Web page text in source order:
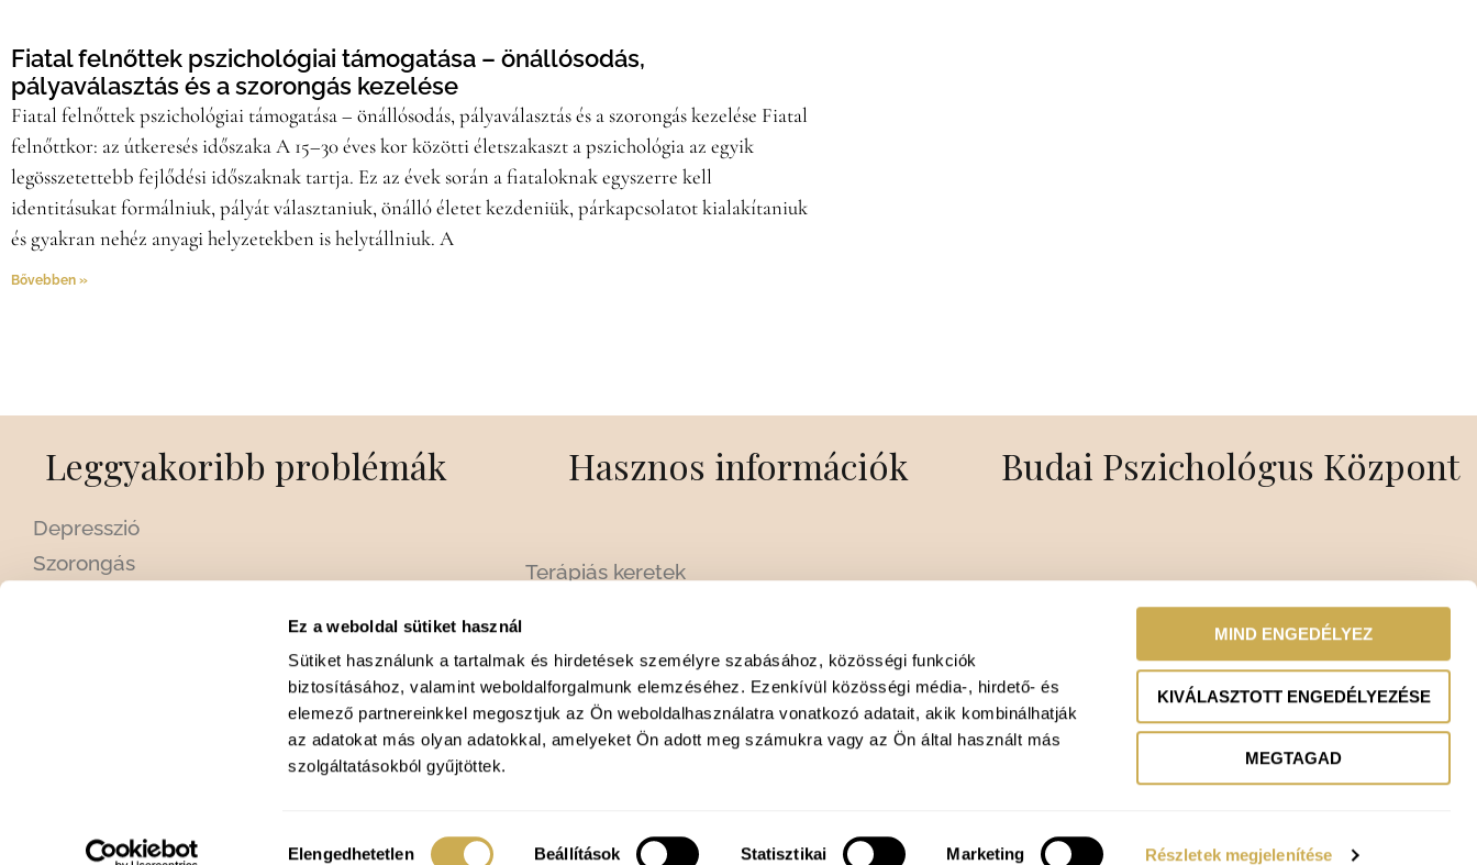
Ez a weboldal sütiket használ
Sütiket használunk a tartalmak és hirdetések személyre szabásához, közösségi funkciók
biztosításához, valamint weboldalforgalmunk elemzéséhez. Ezenkívül közösségi média-, hirdető- és
elemező partnereinkkel megosztjuk az Ön weboldalhasználatra vonatkozó adatait, akik kombinálhatják
az adatokat más olyan adatokkal, amelyeket Ön adott meg számukra vagy az Ön által használt más
szolgáltatásokból gyűjtöttek.
Elengedhetetlen Beállítások Statisztikai Marketing Részletek megjelenítése
MIND ENGEDÉLYEZ
KIVÁLASZTOTT ENGEDÉLYEZÉSE
MEGTAGAD
Fiatal felnőttek pszichológiai támogatása – önállósodás,
pályaválasztás és a szorongás kezelése
Fiatal felnőttek pszichológiai támogatása – önállósodás, pályaválasztás és a szorongás kezelése Fiatal
felnőttkor: az útkeresés időszaka A 15–30 éves kor közötti életszakaszt a pszichológia az egyik
legösszetettebb fejlődési időszaknak tartja. Ez az évek során a fiataloknak egyszerre kell
identitásukat formálniuk, pályát választaniuk, önálló életet kezdeniük, párkapcsolatot kialakítaniuk
és gyakran nehéz anyagi helyzetekben is helytállniuk. A
Bővebben »
Leggyakoribb problémák
Depresszió
Szorongás
Párkapcsolati problémák és szingliség
Menedzser betegségek: Stressz, burnout,
Hasznos információk
Terápiás keretek
Kollégák
Szakterületek
Karrierlehetőség
a
n
Budai Pszichológus Központ